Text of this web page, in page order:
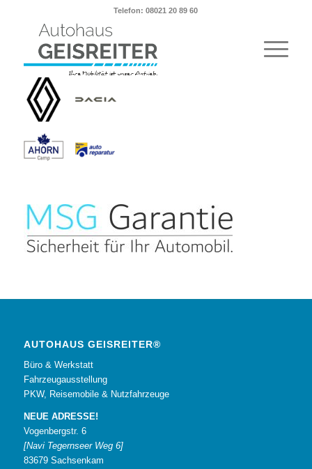
Telefon: 08021 20 89 60
AUTOHAUS GEISREITER®
Büro & Werkstatt
Fahrzeugausstellung
PKW, Reisemobile & Nutzfahrzeuge
NEUE ADRESSE!
Vogenbergstr. 6
[Navi Tegernseer Weg 6]
83679 Sachsenkam